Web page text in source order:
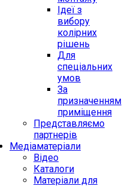
Ідеї з
вибору
колірних
рішень
Для
спеціальних
умов
За
призначенням
приміщення
Представляємо
партнерів
Медіаматеріали
Відео
Каталоги
Матеріали для